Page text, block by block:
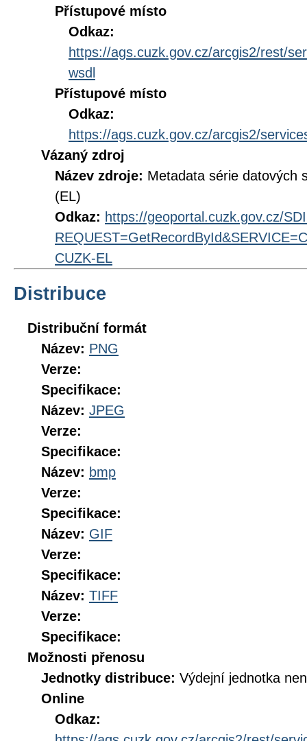
Přístupové místo
Odkaz:
https://ags.cuzk.gov.cz/arcgis2/rest/
wsdl
Přístupové místo
Odkaz:
https://ags.cuzk.gov.cz/arcgis2/
Vázaný zdroj
Název zdroje: Metadata série datových
(EL)
Odkaz: https://geoportal.cuzk.gov.cz/
CUZK-EL
Distribuce
Distribuční formát
Název: PNG
Verze:
Specifikace:
Název: JPEG
Verze:
Specifikace:
Název: bmp
Verze:
Specifikace:
Název: GIF
Verze:
Specifikace:
Název: TIFF
Verze:
Specifikace:
Možnosti přenosu
Jednotky distribuce: Výdejní jednotka
Online
Odkaz: